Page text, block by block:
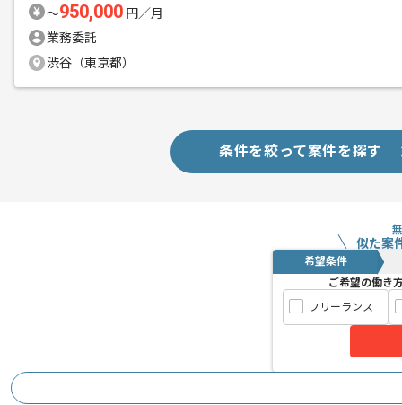
エージェントからのコ
メント
ご経験と実績に応じてスライド案件の
新しいアイディアや技術を積極的に導入
リモート作業を導入しております。
〜950,000 円／月
業務委託
渋谷（東京都）
条件を絞って案件を探す
似た案
希望条件
ご希望の働き
フリーランス